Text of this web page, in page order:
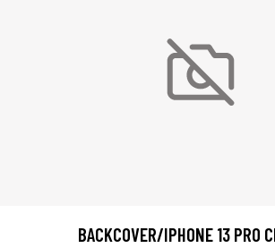
BACKCOVER/IPHONE 13 PRO